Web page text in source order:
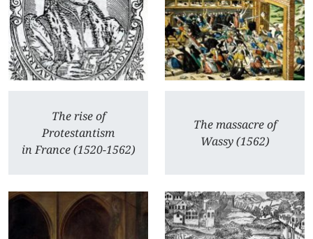
The rise of
Protestantism
in France (1520-1562)
The massacre of
Wassy (1562)